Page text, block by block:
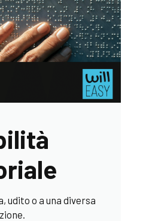
udito o a una diversa